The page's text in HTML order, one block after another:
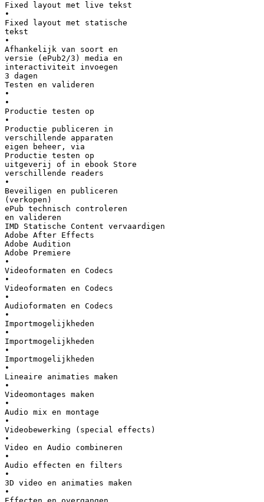
Fixed layout met live tekst
•
Fixed layout met statische
tekst
•
Afhankelijk van soort en
versie (ePub2/3) media en
interactiviteit invoegen
3 dagen
Testen en valideren
•
•
Productie testen op
•
Productie publiceren in
verschillende apparaten
eigen beheer, via
Productie testen op
uitgeverij of in ebook Store
verschillende readers
•
Beveiligen en publiceren
(verkopen)
ePub technisch controleren
en valideren
IMD Statische Content vervaardigen
Adobe After Effects
Adobe Audition
Adobe Premiere
•
Videoformaten en Codecs
•
Videoformaten en Codecs
•
Audioformaten en Codecs
•
Importmogelijkheden
•
Importmogelijkheden
•
Importmogelijkheden
•
Lineaire animaties maken
•
Videomontages maken
•
Audio mix en montage
•
Videobewerking (special effects)
•
Video en Audio combineren
•
Audio effecten en filters
•
3D video en animaties maken
•